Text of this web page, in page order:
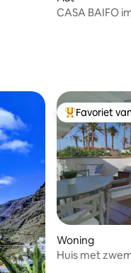
CASA BAIFO im Herzen des Valle
Topfavoriet
Favoriet
Woning
Huis met